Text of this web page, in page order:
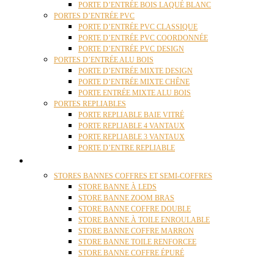
PORTE D’ENTRÉE BOIS LAQUÉ BLANC
PORTES D’ENTRÉE PVC
PORTE D’ENTRÉE PVC CLASSIQUE
PORTE D’ENTRÉE PVC COORDONNÉE
PORTE D’ENTRÉE PVC DESIGN
PORTES D’ENTRÉE ALU BOIS
PORTE D’ENTRÉE MIXTE DESIGN
PORTE D’ENTRÉE MIXTE CHÊNE
PORTE ENTRÉE MIXTE ALU BOIS
PORTES REPLIABLES
PORTE REPLIABLE BAIE VITRÉ
PORTE REPLIABLE 4 VANTAUX
PORTE REPLIABLE 3 VANTAUX
PORTE D’ENTRE REPLIABLE
STORES BANNES COFFRES ET SEMI-COFFRES
STORE BANNE À LEDS
STORE BANNE ZOOM BRAS
STORE BANNE COFFRE DOUBLE
STORE BANNE À TOILE ENROULABLE
STORE BANNE COFFRE MARRON
STORE BANNE TOILE RENFORCEE
STORE BANNE COFFRE ÉPURÉ